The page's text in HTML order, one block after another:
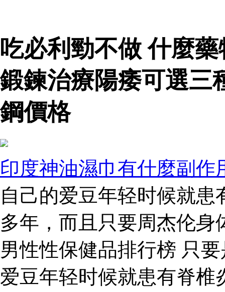
吃必利勁不做 什麼
鍛鍊治療陽痿可選三
鋼價格
印度神油濕巾有什麼副作
自己的爱豆年轻时候就
多年，而且只要周杰伦
男性性保健品排行榜 只
爱豆年轻时候就患有脊椎